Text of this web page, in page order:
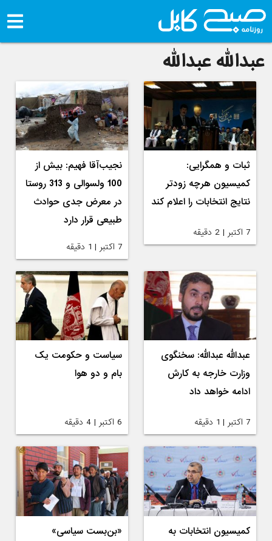
عبدالله عبدالله
ثبات و همگرایی:
کمیسیون هرچه زودتر
نتایج انتخابات را اعلام کند
7 اکتبر | 2 دقیقه
نجیب‌آقا فهیم: بیش از
100 ولسوالی و 313 روستا
در معرض جدی حوادث
طبیعی قرار دارد
7 اکتبر | 1 دقیقه
عبدالله عبدالله: سخنگوی
وزارت خارجه به کارش
ادامه خواهد داد
7 اکتبر | 1 دقیقه
سیاست و حکومت‌ یک
بام و دو هوا
6 اکتبر | 4 دقیقه
کمیسیون انتخابات به
«بن‌بست سیاسی»